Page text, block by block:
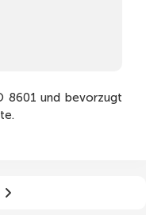
8601 und bevorzugt